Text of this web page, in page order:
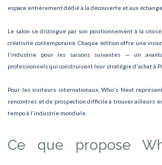
La Fabrique du Temps
Exposition Dolce Gabbana
Bijorhca
TOUR DE FRANCE
Exposition Dylan
espace entièrement dédié à la découverte et aux
Le salon se distingue par son positionnement à la
créativité contemporaine. Chaque édition offre une
l'industrie pour les saisons suivantes — un
professionnels qui construisent leur stratégie d'achat à
Pour les visiteurs internationaux, Who's Next
rencontres et de prospection difficile à trouver ailleurs
tempo à l'industrie mondiale.
Ce que propose